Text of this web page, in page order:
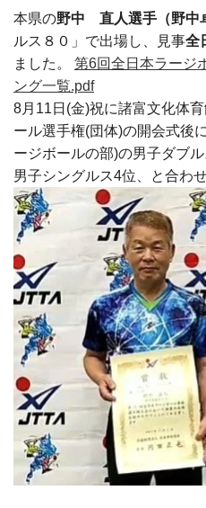
本県の野中 直人選手（野中
ルス８０」で出場し、見事全
ました。
第6回全日本ラージ
ング一覧.pdf
8月11日(金)祝に諸富文化体
ール選手権(団体)の開会式後
ージボールの部)の男子ダブ
男子シングルス4位、と合わ